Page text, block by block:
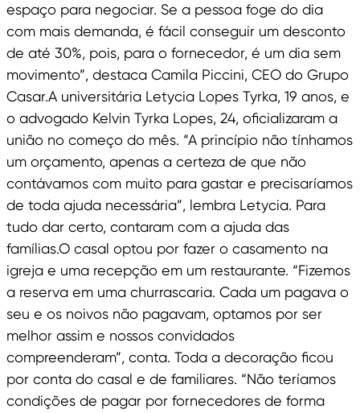
espaço para negociar. Se a pessoa foge do dia
com mais demanda, é fácil conseguir um desconto
de até 30%, pois, para o fornecedor, é um dia sem
movimento”, destaca Camila Piccini, CEO do Grupo
Casar.A universitária Letycia Lopes Tyrka, 19 anos, e
o advogado Kelvin Tyrka Lopes, 24, oficializaram a
união no começo do mês. “A princípio não tínhamos
um orçamento, apenas a certeza de que não
contávamos com muito para gastar e precisaríamos
de toda ajuda necessária”, lembra Letycia. Para
tudo dar certo, contaram com a ajuda das
famílias.O casal optou por fazer o casamento na
igreja e uma recepção em um restaurante. “Fizemos
a reserva em uma churrascaria. Cada um pagava o
seu e os noivos não pagavam, optamos por ser
melhor assim e nossos convidados
compreenderam”, conta. Toda a decoração ficou
por conta do casal e de familiares. “Não teríamos
condições de pagar por fornecedores de forma